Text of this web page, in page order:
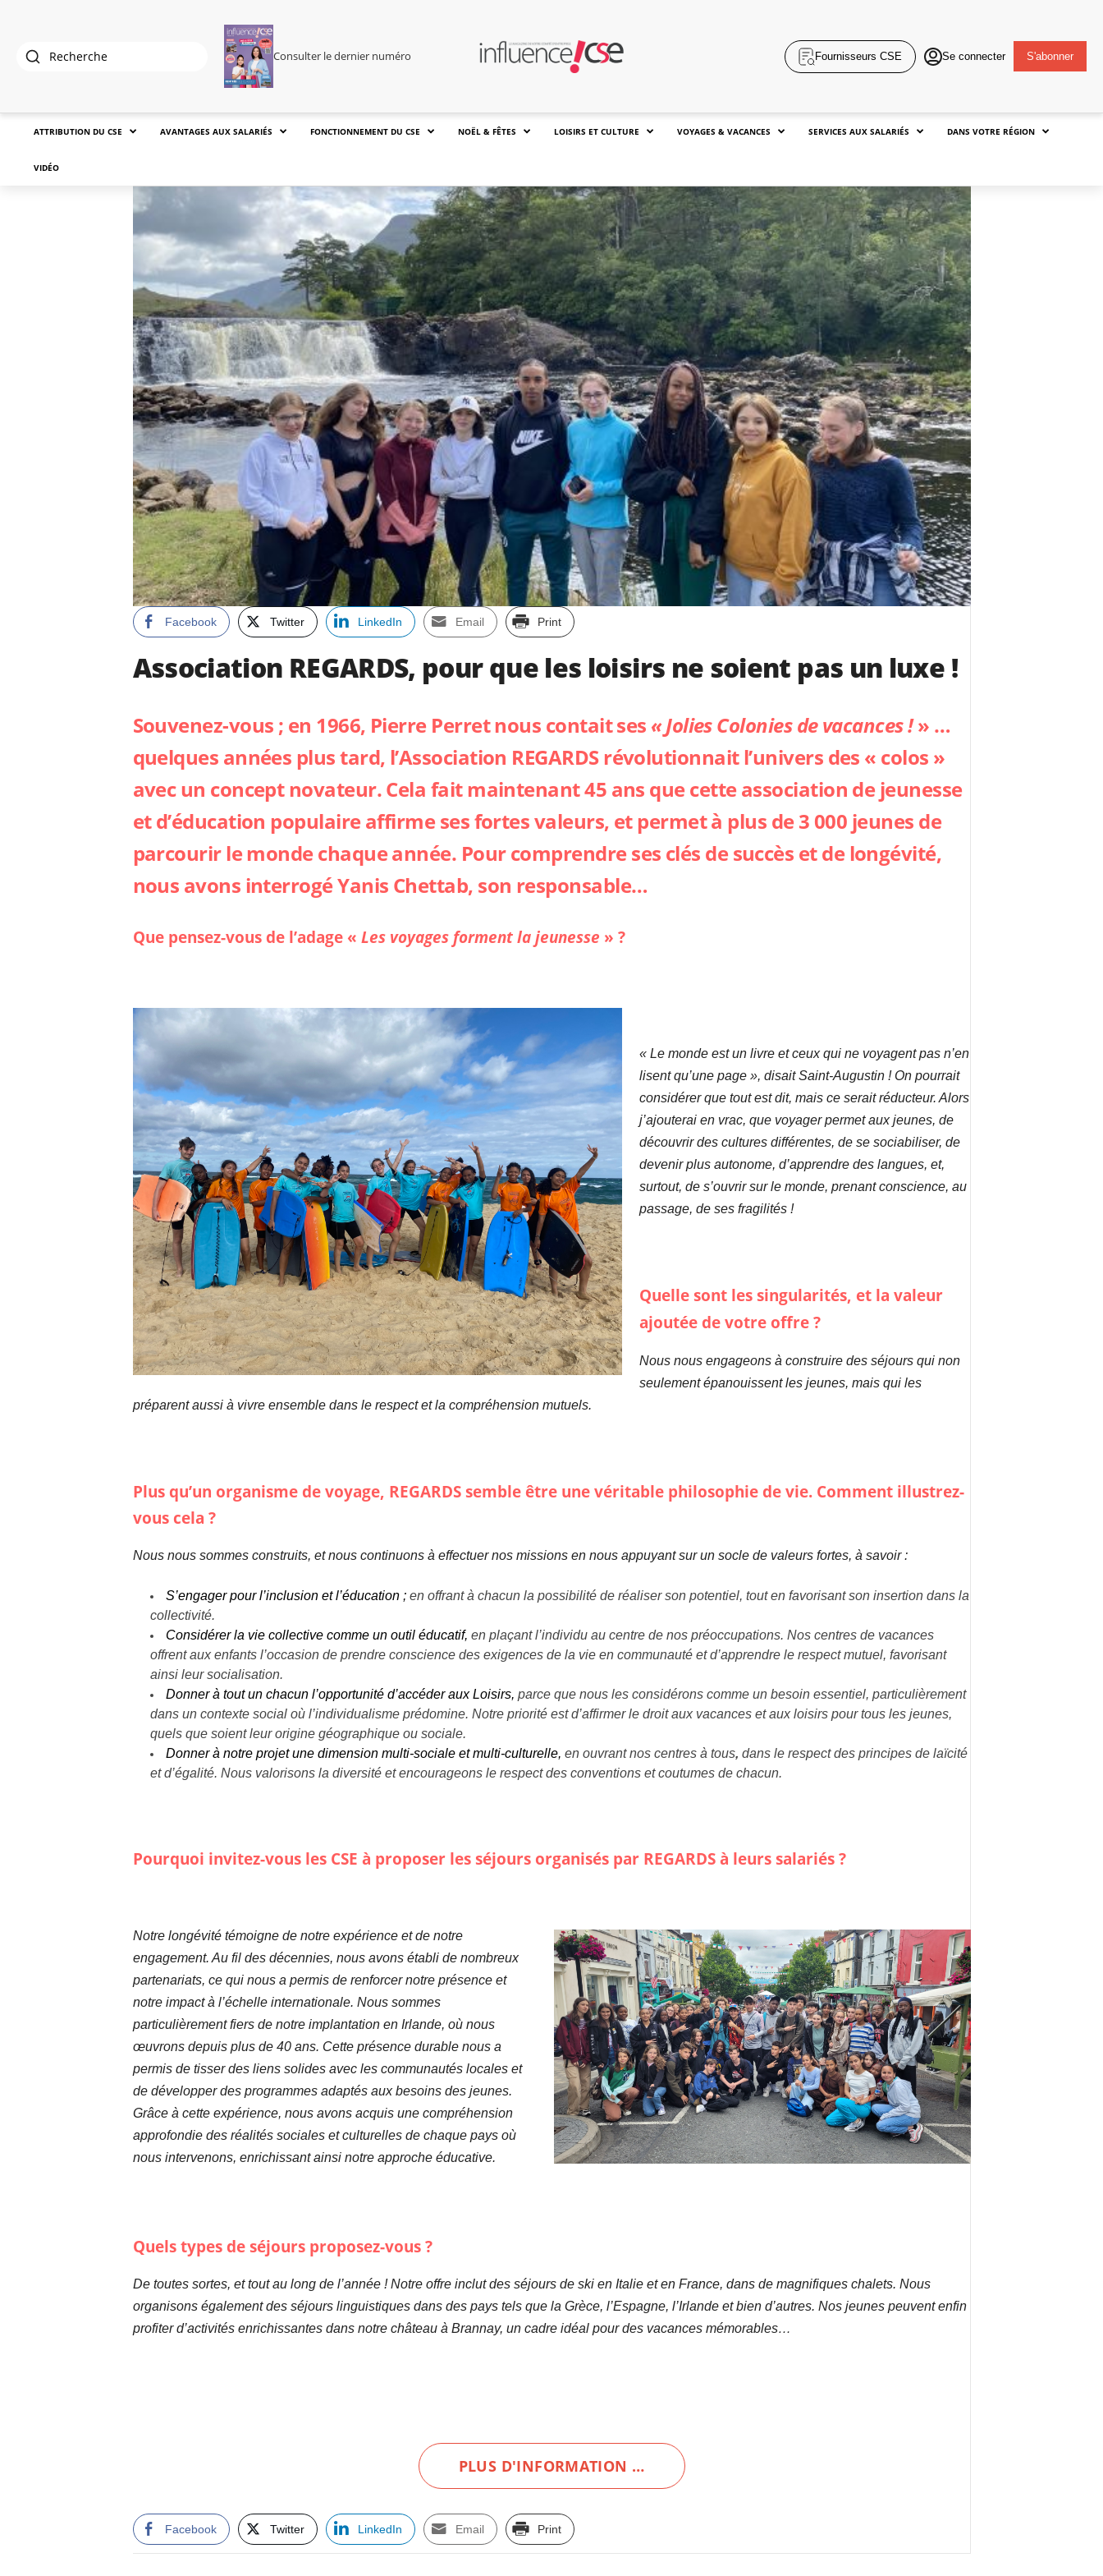
Consulter le dernier numéro Fournisseurs CSE Se connecter S'abonner
ATTRIBUTION DU CSE AVANTAGES AUX SALARIÉS FONCTIONNEMENT DU CSE NOËL & FÊTES LOISIRS ET CULTURE VOYAGES & VACANCES SERVICES AUX SALARIÉS DANS VOTRE RÉGION
VIDÉO
Facebook Twitter LinkedIn Email Print
Association REGARDS, pour que les loisirs ne soient pas un luxe !
Souvenez-vous ; en 1966, Pierre Perret nous contait ses « Jolies Colonies de vacances !» …
quelques années plus tard, l’Association REGARDSrévolutionnait l’univers des « colos »
avec un concept novateur. Cela fait maintenant 45 ans que cette association de jeunesse
et d’éducation populaire affirme ses fortes valeurs, et permet à plus de 3 000 jeunes de
parcourir le monde chaque année. Pour comprendre ses clés de succès et de longévité,
nous avons interrogé Yanis Chettab, son responsable…
Que pensez-vous de l’adage « Les voyages forment la jeunesse » ?
« Le monde est un livre et ceux qui ne voyagent pas n’en
lisent qu’une page », disait Saint-Augustin ! On pourrait
considérer que tout est dit, mais ce serait réducteur. Alors
j’ajouterai en vrac, que voyager permet aux jeunes, de
découvrir des cultures différentes, de se sociabiliser, de
devenir plus autonome, d’apprendre des langues, et,
surtout, de s’ouvrir sur le monde, prenant conscience, au
passage, de ses fragilités !
Quelle sont les singularités, et la valeur
ajoutée de votre offre ?
Nous nous engageons à construire des séjours qui non
seulement épanouissent les jeunes, mais qui les
préparent aussi à vivre ensemble dans le respect et la compréhension mutuels.
Plus qu’un organisme de voyage, REGARDS semble être une véritable philosophie de vie. Comment illustrez-
vous cela ?
Nous nous sommes construits, et nous continuons à effectuer nos missions en nous appuyant sur un socle de valeurs fortes, à savoir :
S’engager pour l’inclusion et l’éducation ;en offrant à chacun la possibilité de réaliser son potentiel, tout en favorisant son insertion dans la
collectivité.
Considérer la vie collective comme un outil éducatif, en plaçant l’individu au centre de nos préoccupations. Nos centres de vacances
offrent aux enfants l’occasion de prendre conscience des exigences de la vie en communauté et d’apprendre le respect mutuel, favorisant
ainsi leur socialisation.
Donner à tout un chacun l’opportunité d’accéder aux Loisirs, parce que nous les considérons comme un besoin essentiel, particulièrement
dans un contexte social où l’individualisme prédomine. Notre priorité est d’affirmer le droit aux vacances et aux loisirs pour tous les jeunes,
quels que soient leur origine géographique ou sociale.
Donner à notre projet une dimension multi-sociale et multi-culturelle, en ouvrant nos centres à tous, dans le respect des principes de laïcité
et d’égalité. Nous valorisons la diversité et encourageons le respect des conventions et coutumes de chacun.
Pourquoi invitez-vous les CSE à proposer les séjours organisés par REGARDSà leurs salariés ?
Notre longévité témoigne de notre expérience et de notre
engagement. Au fil des décennies, nous avons établi de nombreux
partenariats, ce qui nous a permis de renforcer notre présence et
notre impact à l’échelle internationale. Nous sommes
particulièrement fiers de notre implantation en Irlande, où nous
œuvrons depuis plus de 40 ans. Cette présence durable nous a
permis de tisser des liens solides avec les communautés locales et
de développer des programmes adaptés aux besoins des jeunes.
Grâce à cette expérience, nous avons acquis une compréhension
approfondie des réalités sociales et culturelles de chaque pays où
nous intervenons, enrichissant ainsi notre approche éducative.
Quels types de séjours proposez-vous ?
De toutes sortes, et tout au long de l’année ! Notre offre inclut des séjours de ski en Italie et en France, dans de magnifiques chalets. Nous
organisons également des séjours linguistiques dans des pays tels que la Grèce, l’Espagne, l’Irlande et bien d’autres. Nos jeunes peuvent enfin
profiter d’activités enrichissantes dans notre château à Brannay, un cadre idéal pour des vacances mémorables…
PLUS D'INFORMATION …
Facebook Twitter LinkedIn Email Print